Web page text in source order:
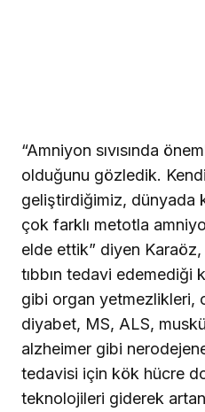
“Amniyon sıvısında
olduğunu gözledik.
geliştirdiğimiz, dünyada
çok farklı metotla
elde ettik” diyen
tıbbın tedavi edemediği
gibi organ yetmezlikleri,
diyabet, MS, ALS,
alzheimer gibi
tedavisi için kök hücre
teknolojileri giderek